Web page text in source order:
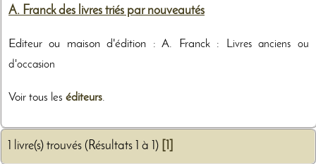
A. Franck des livres triés par nouveautés
Editeur ou maison d'édition : A. Franck :
Livres anciens ou
d'occasion
Voir tous les éditeurs.
1 livre(s) trouvés (Résultats 1 à 1)